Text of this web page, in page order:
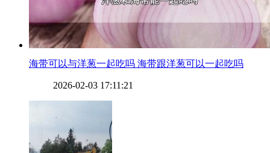
​海带可以与洋葱一起吃吗 海带跟洋葱可以一起吃吗
2026-02-03 17:11:21